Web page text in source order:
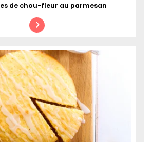
de chou-fleur au parmesan